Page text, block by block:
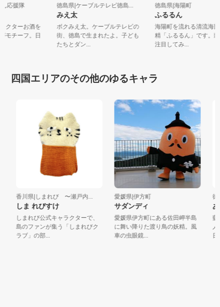
ん応援隊
ラクターお酒を
がモチーフ。日
徳島県|ケーブルテレビ徳島...
みえ太
ボクみえ太。ケーブルテレビの
街、徳島で生まれたよ。子ども
たちとダン...
徳島県|海陽町
ふるるん
海陽町を流れる清流
精「ふるるん」です
注目してみ...
四国エリアのその他のゆるキャラ
香川県|しまれび 〜瀬戸内...
しま れびすけ
しまれび公式キャラクターで、
島のファンが集う「しまれびク
ラブ」の部...
愛媛県|伊方町
サダンディ
愛媛県伊方町にある佐田岬半島
に舞い降りた渡り鳥の妖精。風
車の虫眼鏡...
徳
あ
藍
人
日